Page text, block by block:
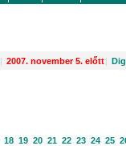
| 2007. november 5. előtt|
18 19 20 21 22 23 24 25